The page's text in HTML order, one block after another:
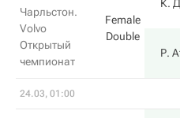
Чарльстон.
Volvo
Открытый
чемпионат
Female
Double
К.
Р.
24.03, 01:00